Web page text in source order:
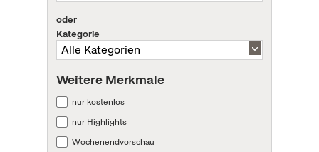
oder
Kategorie
Weitere Merkmale
nur kostenlos
nur Highlights
Wochenendvorschau